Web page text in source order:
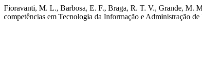
Fioravanti, M. L., Barbosa, E. F., Braga, R. T. V., Grande, M.
competências em Tecnologia da Informação e Administração de